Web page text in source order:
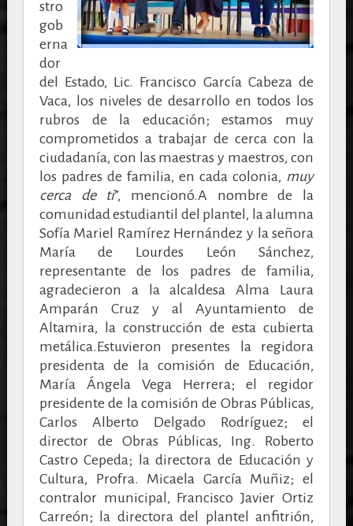
stro
gob
erna
dor
del Estado, Lic. Francisco García Cabeza de
Vaca, los niveles de desarrollo en todos los
rubros de la educación; estamos muy
comprometidos a trabajar de cerca con la
ciudadanía, con las maestras y maestros, con
los padres de familia, en cada colonia, muy
cerca de ti”, mencionó.A nombre de la
comunidad estudiantil del plantel, la alumna
Sofía Mariel Ramírez Hernández y la señora
María de Lourdes León Sánchez,
representante de los padres de familia,
agradecieron a la alcaldesa Alma Laura
Amparán Cruz y al Ayuntamiento de
Altamira, la construcción de esta cubierta
metálica.Estuvieron presentes la regidora
presidenta de la comisión de Educación,
María Ángela Vega Herrera; el regidor
presidente de la comisión de Obras Públicas,
Carlos Alberto Delgado Rodríguez; el
director de Obras Públicas, Ing. Roberto
Castro Cepeda; la directora de Educación y
Cultura, Profra. Micaela García Muñiz; el
contralor municipal, Francisco Javier Ortiz
Carreón; la directora del plantel anfitrión,